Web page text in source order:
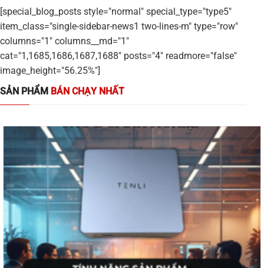
[special_blog_posts style="normal" special_type="type5"
item_class="single-sidebar-news1 two-lines-m" type="row"
columns="1" columns__md="1"
cat="1,1685,1686,1687,1688" posts="4" readmore="false"
image_height="56.25%"]
SẢN PHẨM BÁN CHẠY NHẤT